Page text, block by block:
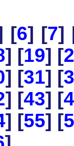
[6] [7]
] [19] [
] [31] [
] [43] [
] [55] [